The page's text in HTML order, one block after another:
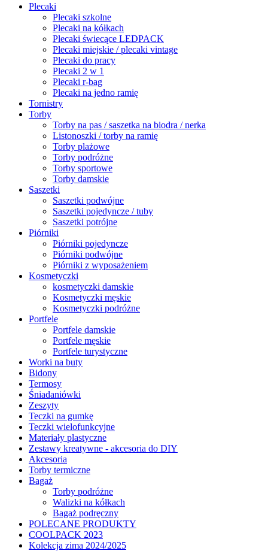
Plecaki
Plecaki szkolne
Plecaki na kółkach
Plecaki świecące LEDPACK
Plecaki miejskie / plecaki vintage
Plecaki do pracy
Plecaki 2 w 1
Plecaki r-bag
Plecaki na jedno ramię
Tornistry
Torby
Torby na pas / saszetka na biodra / nerka
Listonoszki / torby na ramię
Torby plażowe
Torby podróżne
Torby sportowe
Torby damskie
Saszetki
Saszetki podwójne
Saszetki pojedyncze / tuby
Saszetki potrójne
Piórniki
Piórniki pojedyncze
Piórniki podwójne
Piórniki z wyposażeniem
Kosmetyczki
kosmetyczki damskie
Kosmetyczki męskie
Kosmetyczki podróżne
Portfele
Portfele damskie
Portfele męskie
Portfele turystyczne
Worki na buty
Bidony
Termosy
Śniadaniówki
Zeszyty
Teczki na gumkę
Teczki wielofunkcyjne
Materiały plastyczne
Zestawy kreatywne - akcesoria do DIY
Akcesoria
Torby termiczne
Bagaż
Torby podróżne
Walizki na kółkach
Bagaż podręczny
POLECANE PRODUKTY
COOLPACK 2023
Kolekcja zima 2024/2025